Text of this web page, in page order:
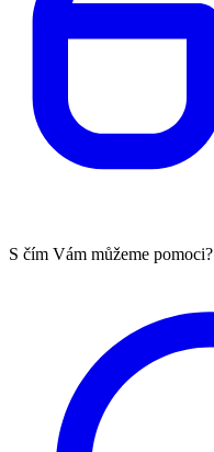
S čím Vám můžeme pomoci?